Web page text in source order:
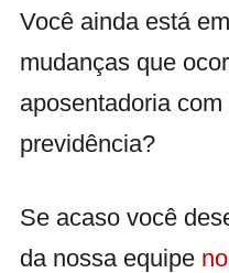
Você ainda está
mudanças que
aposentadoria
previdência?
Se acaso você
da nossa equipe